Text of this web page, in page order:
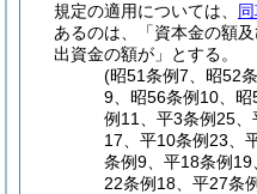
規定の適用については、
あるのは、「資本金の額
出資金の額が」とする。
(昭51条例7、昭52
9、昭56条例10、
例11、平3条例25、
17、平10条例23、
条例9、平18条例
22条例18、平27条